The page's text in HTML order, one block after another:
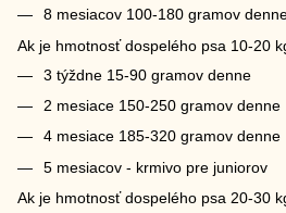
8 mesiacov 100-180 gramov
Ak je hmotnosť dospelého psa 10-20
3 týždne 15-90 gramov denne
2 mesiace 150-250 gramov denne
4 mesiace 185-320 gramov denne
5 mesiacov - krmivo pre juniorov
Ak je hmotnosť dospelého psa 20-30